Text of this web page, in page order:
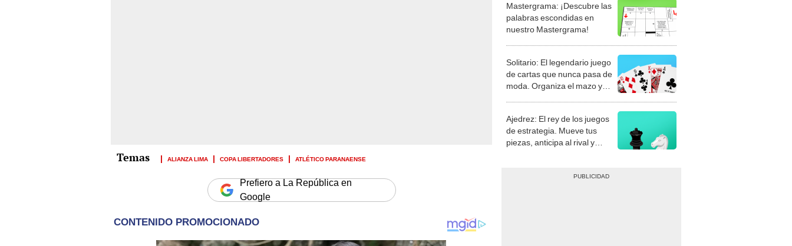
ALIANZA LIMA COPA LIBERTADORES ATLÉTICO PARANAENSE
Prefiero a La República en
Google
Mastergrama: ¡Descubre las
palabras escondidas en
nuestro Mastergrama!
Solitario: El legendario juego
de cartas que nunca pasa de
moda. Organiza el mazo y
Ajedrez: El rey de los juegos
de estrategia. Mueve tus
piezas, anticipa al rival y